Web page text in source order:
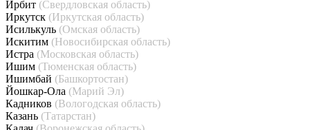
Ирбит (Свердловская область)
Иркутск (Иркутская область)
Исилькуль (Омская область)
Искитим (Новосибирская область)
Истра (Московская область)
Ишим (Тюменская область)
Ишимбай (Башкортостан)
Йошкар-Ола (Марий Эл)
Кадников (Вологодская область)
Казань (Татарстан)